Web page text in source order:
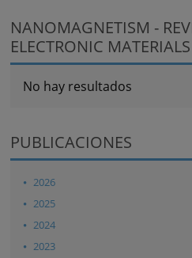
NANOMAGNETISM -
ELECTRONIC MATERIALS
No hay resultados
PUBLICACIONES
2026
2025
2024
2023